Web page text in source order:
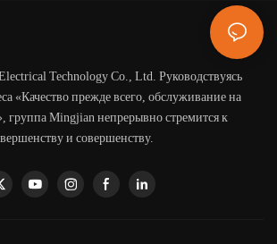
Technology Co., Ltd. Руководствуясь
«Качество прежде всего, обслуживание на
группа Mingjian непрерывно стремится к
и совершенству.